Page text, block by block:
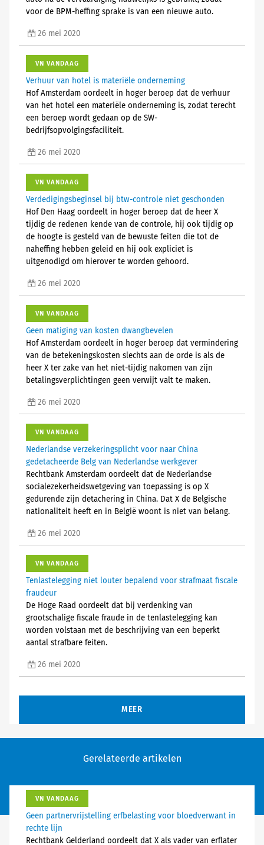
voor de BPM-heffing sprake is van een nieuwe auto.
26 mei 2020
VN VANDAAG
Verhuur van hotel is materiële onderneming
Hof Amsterdam oordeelt in hoger beroep dat de verhuur
van het hotel een materiële onderneming is, zodat terecht
een beroep wordt gedaan op de SW-
bedrijfsopvolgingsfaciliteit.
26 mei 2020
VN VANDAAG
Verdedigingsbeginsel bij btw-controle niet geschonden
Hof Den Haag oordeelt in hoger beroep dat de heer X
tijdig de redenen kende van de controle, hij ook tijdig op
de hoogte is gesteld van de bewuste feiten die tot de
naheffing hebben geleid en hij ook expliciet is
uitgenodigd om hierover te worden gehoord.
26 mei 2020
VN VANDAAG
Geen matiging van kosten dwangbevelen
Hof Amsterdam oordeelt in hoger beroep dat vermindering
van de betekeningskosten slechts aan de orde is als de
heer X ter zake van het niet-tijdig nakomen van zijn
betalingsverplichtingen geen verwijt valt te maken.
26 mei 2020
VN VANDAAG
Nederlandse verzekeringsplicht voor naar China
gedetacheerde Belg van Nederlandse werkgever
Rechtbank Amsterdam oordeelt dat de Nederlandse
socialezekerheidswetgeving van toepassing is op X
gedurende zijn detachering in China. Dat X de Belgische
nationaliteit heeft en in België woont is niet van belang.
26 mei 2020
VN VANDAAG
Tenlastelegging niet louter bepalend voor strafmaat fiscale
fraudeur
De Hoge Raad oordeelt dat bij verdenking van
grootschalige fiscale fraude in de tenlastelegging kan
worden volstaan met de beschrijving van een beperkt
aantal strafbare feiten.
26 mei 2020
MEER
Gerelateerde artikelen
VN VANDAAG
Geen partnervrijstelling erfbelasting voor bloedverwant in
rechte lijn
Rechtbank Gelderland oordeelt dat X als vader van erflater